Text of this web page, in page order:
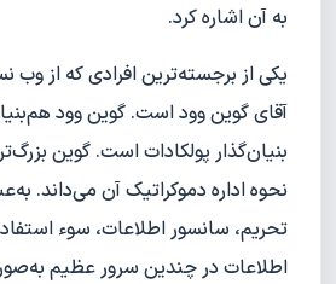
به آن اشاره کرد.
آقای گوین وود است. گوین وود
بنیان‌گذار پولکادات است. گوین
نحوه اداره دموکراتیک آن می‌داند.
تحریم، سانسور اطلاعات، سوء
اطلاعات در چندین سرور عظیم